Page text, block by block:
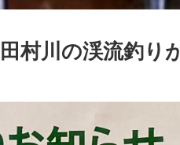
村川の渓流釣り